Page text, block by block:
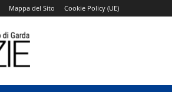
Mappa del Sito Cookie Policy (UE)